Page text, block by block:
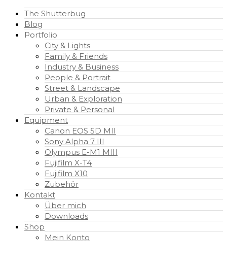
The Shutterbug
Blog
Portfolio
City & Lights
Family & Friends
Industry & Business
People & Portrait
Street & Landscape
Urban & Exploration
Private & Personal
Equipment
Canon EOS 5D MII
Sony Alpha 7 III
Olympus E-M1 MIII
Fujifilm X-T4
Fujifilm X10
Zubehör
Kontakt
Über mich
Downloads
Shop
Mein Konto